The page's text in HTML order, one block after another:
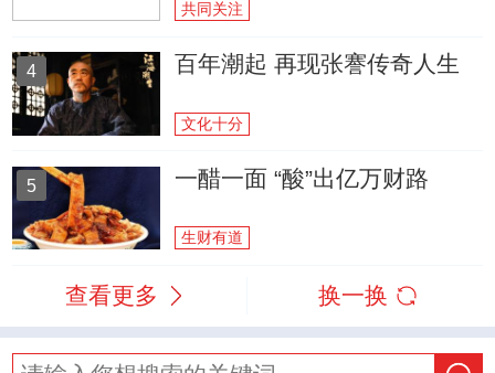
共同关注
4 百年潮起 再现张謇传奇人生
文化十分
5 一醋一面 “酸”出亿万财路
生财有道
查看更多 换一换